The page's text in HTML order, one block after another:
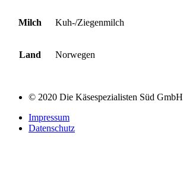
Milch Kuh-/Ziegenmilch
Land Norwegen
© 2020 Die Käsespezialisten Süd GmbH
Impressum
Datenschutz